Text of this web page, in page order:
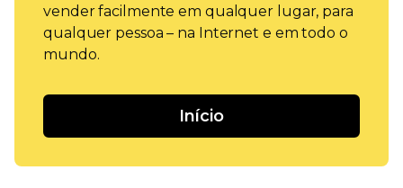
vender facilmente em qualquer lugar, para
qualquer pessoa – na Internet e em todo o
mundo.
Início